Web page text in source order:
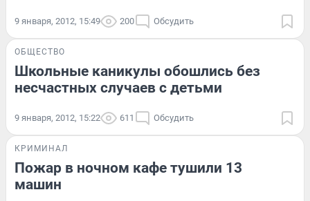
9 января, 2012, 15:49 200 Обсудить
ОБЩЕСТВО
Школьные каникулы обошлись без
несчастных случаев с детьми
9 января, 2012, 15:22 611 Обсудить
КРИМИНАЛ
Пожар в ночном кафе тушили 13
машин